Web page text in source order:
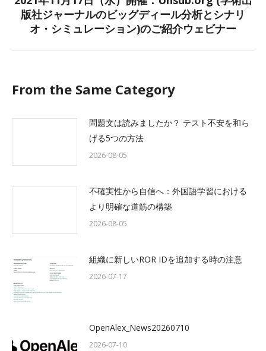
Next
post:
版社ジャーナルのビッグディール分析とシナリ
オ・シミュレーション)のご紹介ウェビナー
From the Same Category
問題文は読みましたか？ テスト不安を和ら
げる5つの方法
2026-08-05
不確実性から自信へ：外国語学習における
より明確な道筋の構築
2026-08-05
組織に新しいROR IDを追加する時の注意
2026-07-17
OpenAlex_News20260710
2026-07-10